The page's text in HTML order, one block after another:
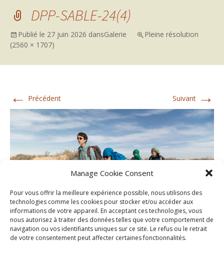
Manage Cookie Consent
Pour vous offrir la meilleure expérience possible, nous utilisons des
technologies comme les cookies pour stocker et/ou accéder aux
informations de votre appareil. En acceptant ces technologies, vous
nous autorisez à traiter des données telles que votre comportement de
navigation ou vos identifiants uniques sur ce site. Le refus ou le retrait
de votre consentement peut affecter certaines fonctionnalités.
DPP-SABLE-24(4)
Publié le 27 juin 2026 dansGalerie
Pleine résolution
(2560 × 1707)
← Précédent Suivant →